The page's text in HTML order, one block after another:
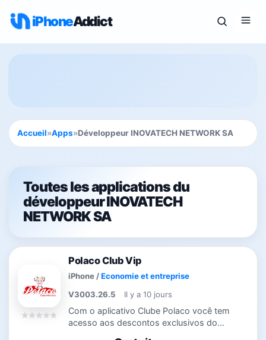
iPhoneAddict
Accueil»Apps»Développeur INOVATECH NETWORK SA
Toutes les applications du
développeur INOVATECH
NETWORK SA
Polaco Club Vip
iPhone /Economie et entreprise
V3003.26.5
Il y a 10 jours
Com o aplicativo Clube Polaco você tem
acesso aos descontos exclusivos do